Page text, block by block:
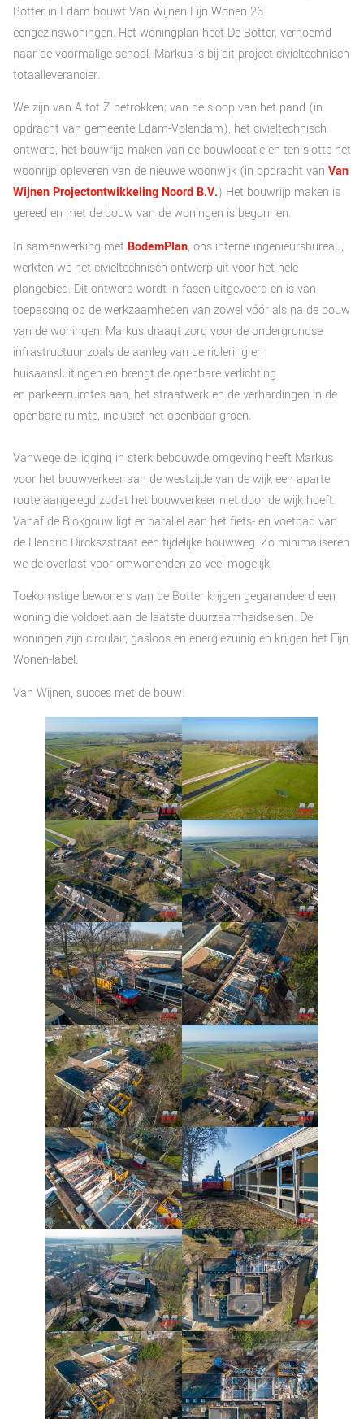
Botter in Edam bouwt Van Wijnen Fijn Wonen 26
eengezinswoningen. Het woningplan heet De Botter, vernoemd
naar de voormalige school. Markus is bij dit project civieltechnisch
totaalleverancier.
We zijn van A tot Z betrokken; van de sloop van het pand (in
opdracht van gemeente Edam-Volendam), het civieltechnisch
ontwerp, het bouwrijp maken van de bouwlocatie en ten slotte het
woonrijp opleveren van de nieuwe woonwijk (in opdracht van Van
Wijnen Projectontwikkeling Noord B.V.) Het bouwrijp maken is
gereed en met de bouw van de woningen is begonnen.
In samenwerking met BodemPlan, ons interne ingenieursbureau,
werkten we het civieltechnisch ontwerp uit voor het hele
plangebied. Dit ontwerp wordt in fasen uitgevoerd en is van
toepassing op de werkzaamheden van zowel vóór als na de bouw
van de woningen. Markus draagt zorg voor de ondergrondse
infrastructuur zoals de aanleg van de riolering en
huisaansluitingen en brengt de openbare verlichting
en parkeerruimtes aan, het straatwerk en de verhardingen in de
openbare ruimte, inclusief het openbaar groen.
Vanwege de ligging in sterk bebouwde omgeving heeft Markus
voor het bouwverkeer aan de westzijde van de wijk een aparte
route aangelegd zodat het bouwverkeer niet door de wijk hoeft.
Vanaf de Blokgouw ligt er parallel aan het fiets- en voetpad van
de Hendric Dirckszstraat een tijdelijke bouwweg. Zo minimaliseren
we de overlast voor omwonenden zo veel mogelijk.
Toekomstige bewoners van de Botter krijgen gegarandeerd een
woning die voldoet aan de laatste duurzaamheidseisen. De
woningen zijn circulair, gasloos en energiezuinig en krijgen het Fijn
Wonen-label.
Van Wijnen, succes met de bouw!